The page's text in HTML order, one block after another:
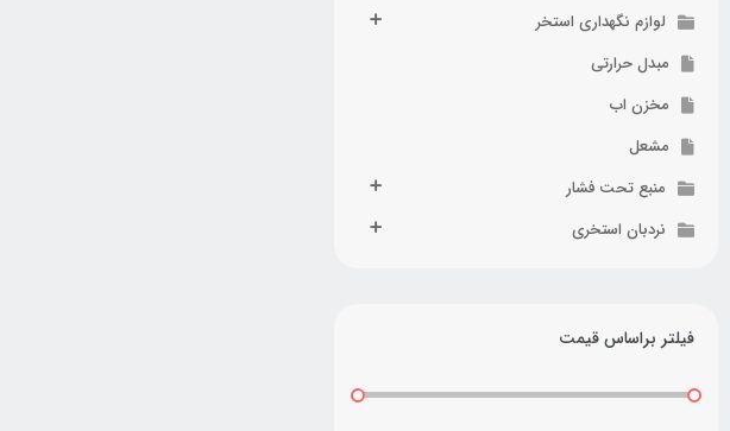
لوازم نگهداری استخر
مبدل حرارتی
مخزن اب
مشعل
منبع تحت فشار
نردبان استخری
فیلتر براساس قیمت